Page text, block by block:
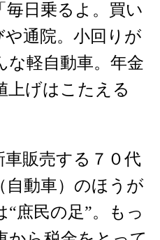
毎日乗るよ。買い
や通院。小回りが
な軽自動車。年金
上げはこたえる
販売する７０代
自動車）のほうが
庶民の足”。もっ